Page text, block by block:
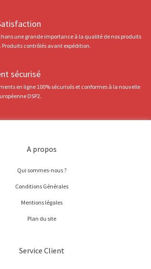
une grande importance à la qualité de nos produits
Produits contrôlés avant expédition.
sécurisé
en ligne 100% sécurisés et conformes à la nouvelle
DSP2.
A propos
Qui sommes-nous ?
Conditions Générales
Mentions légales
Plan du site
Service Client